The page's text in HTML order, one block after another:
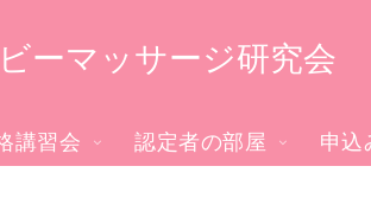
ーマッサージ研究会
講習会 認定者の部屋 申込